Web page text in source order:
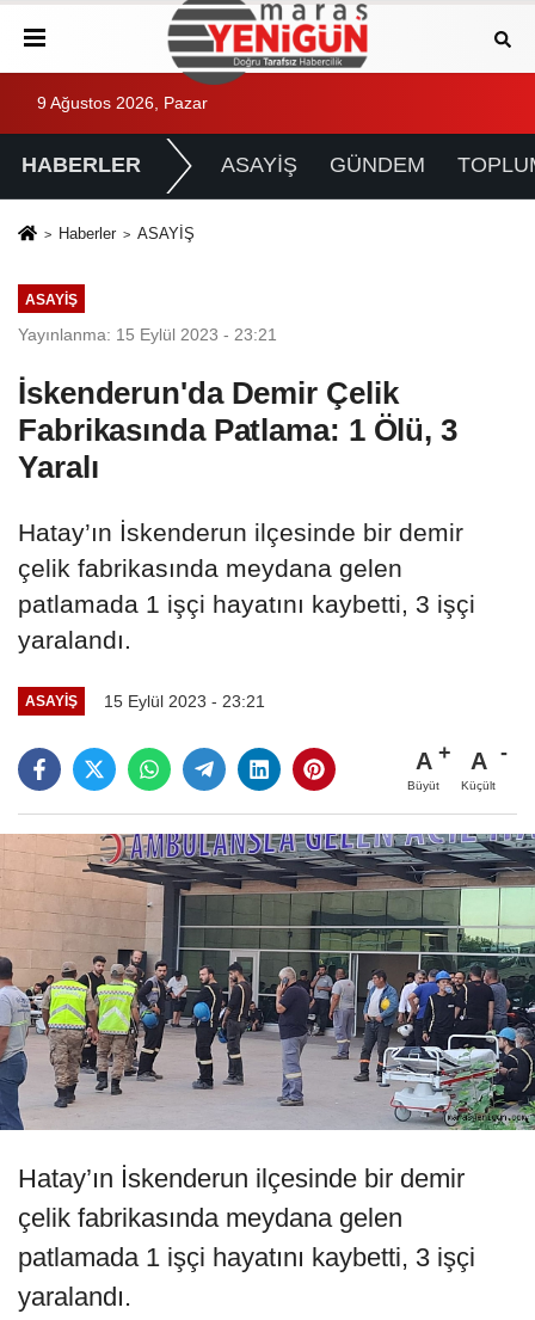
9 Ağustos 2026, Pazar
HABERLER ASAYİŞ GÜNDEM
Haberler ASAYİŞ
ASAYİŞ
Yayınlanma: 15 Eylül 2023 - 23:21
İskenderun'da Demir Çelik
Fabrikasında Patlama: 1 Ölü, 3
Yaralı
Hatay’ın İskenderun ilçesinde bir demir
çelik fabrikasında meydana gelen
patlamada 1 işçi hayatını kaybetti, 3 işçi
yaralandı.
ASAYİŞ 15 Eylül 2023 - 23:21
A
Büyüt
A
Küçült
Hatay’ın İskenderun ilçesinde bir demir
çelik fabrikasında meydana gelen
patlamada 1 işçi hayatını kaybetti, 3 işçi
yaralandı.